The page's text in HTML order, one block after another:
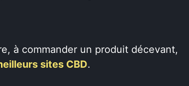
à commander un produit décevant,
sites CBD.